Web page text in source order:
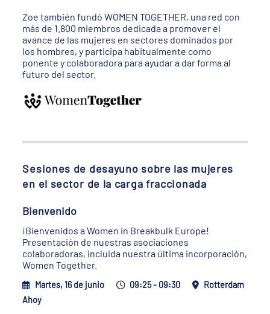
Zoe también fundó WOMEN TOGETHER, una red con
más de 1.800 miembros dedicada a promover el
avance de las mujeres en sectores dominados por
los hombres, y participa habitualmente como
ponente y colaboradora para ayudar a dar forma al
futuro del sector.
Sesiones de desayuno sobre las mujeres
en el sector de la carga fraccionada
Bienvenido
¡Bienvenidos a Women in Breakbulk Europe!
Presentación de nuestras asociaciones
colaboradoras, incluida nuestra última incorporación,
Women Together.
Martes, 16 de junio 09:25 - 09:30
Rotterdam
Ahoy